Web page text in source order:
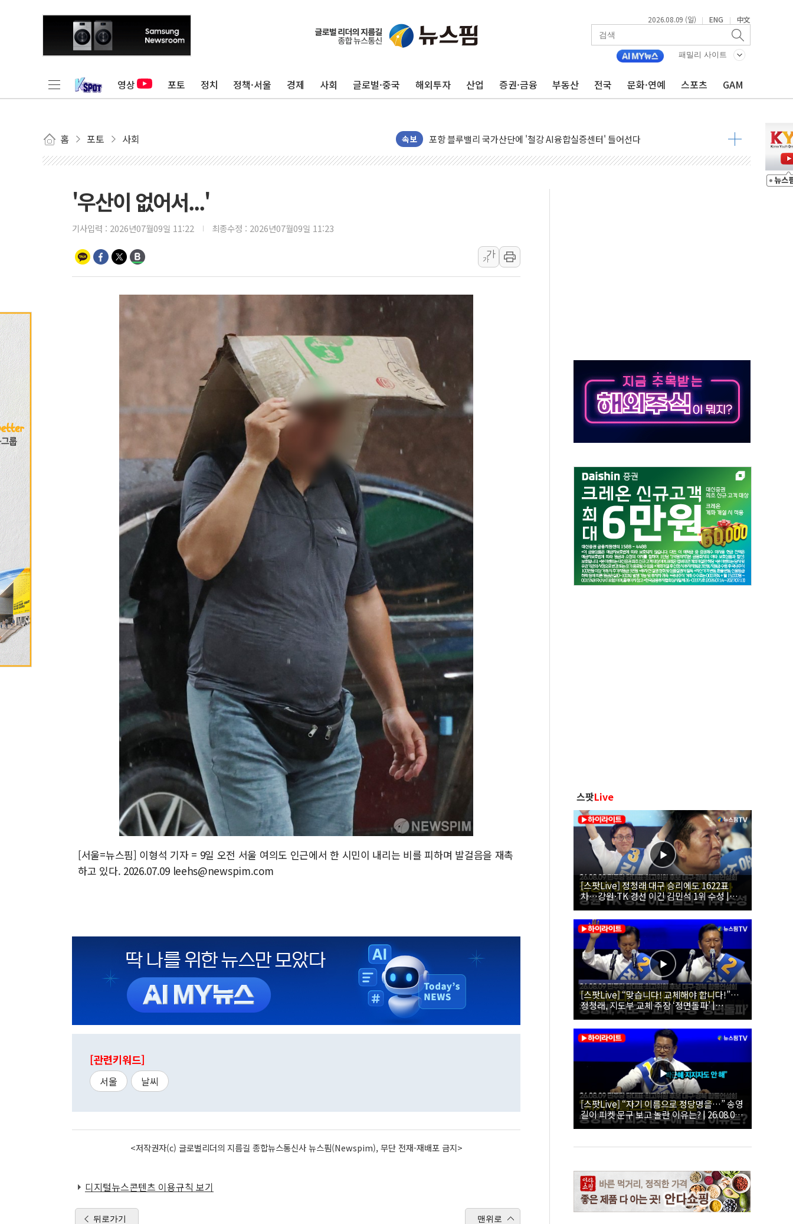
2026.08.09 (일) | ENG | 中文
패밀리 사이트
영상 포토 정치 정책·서울 경제 사회 글로벌·중국 해외투자 산업 증권·금융 부동산 전국 문화·연예 스포츠 GAM
홈 포토 사회 속보
125mm 폭우 쏟아진 울진...'두천~하당'·'올미골교' 차량 통행 선제 제한
포항 블루밸리 국가산단에 '철강 AI융합실증센터' 들어선다
[종합] 김민석, 정청래에 누적 1.48%p 차 선두 유지...金 46.01% vs 鄭 44.53%
[속보] 민주, 경북 경선 결과 발표...김민석 47.37% 정청래 45.71% 송영길 6.92%
[속보] 민주, 대구 경선 결과 발표...정청래 47.82% 김민석 46.35% 송영길 5.83%
정재헌 CEO, SKT 장기고객 400명 맞이…"마음 잇는 시간 되길"
최태원, 노소영에 9440억 지급 확정되나…재상고 앞두고 막판 셈법
하나금융, 명동 소상공인에 '행복상자' 전달
인천시 광복절 현수막 '태극기 거꾸로' 논란…이틀만에 철거
병무청, 보충역 전면 손질… 예술·체육요원 최대 33% 감축
홈플러스發 대형마트 판매, 역대 최대폭 감소한 9.4%↓…유통업계 양극화 심화
윤준병·이해민 의원, '정부 특사'로 콜롬비아 대통령 취임식 참석
'우산이 없어서...'
기사입력 : 2026년07월09일 11:22 최종수정 : 2026년07월09일 11:23
가
가
[서울=뉴스핌] 이형석 기자 = 9일 오전 서울 여의도 인근에서 한 시민이 내리는 비를 피하며 발걸음을 재촉
하고 있다. 2026.07.09 leehs@newspim.com
[관련키워드]
서울 날씨
<저작권자(c) 글로벌리더의 지름길 종합뉴스통신사 뉴스핌(Newspim), 무단 전재-재배포 금지>
디지털뉴스콘텐츠 이용규칙 보기
뒤로가기 맨위로
스팟Live
[스팟Live] 정청래 대구 승리에도 1622표
차…강원·TK 경선 이긴 김민석 1위 수성 |
26.08.09 더불어민주당 당대표·최고위원 후
보 대구·경북 합동연설회
[스팟Live] “맞습니다! 교체해야 합니다!”…
정청래, 지도부 교체 주장 ‘정면돌파’ |
26.08.09 더불어민주당 당대표·최고위원 후
보 대구·경북 합동연설회
[스팟Live] “자기 이름으로 정당명을…” 송영
길이 피켓 문구 보고 놀란 이유는? | 26.08.09
더불어민주당 당대표·최고위원 후보 대구·경